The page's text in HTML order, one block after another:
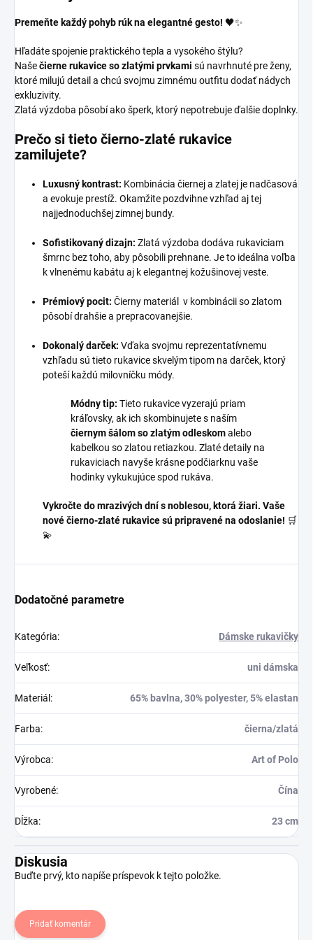
Premeňte každý pohyb rúk na elegantné gesto! 🖤✨
Hľadáte spojenie praktického tepla a vysokého štýlu?
Našečierne rukavice so zlatými prvkami sú navrhnuté pre ženy,
ktoré milujú detail a chcú svojmu zimnému outfitu dodať nádych
exkluzivity.
Zlatá výzdoba pôsobí ako šperk, ktorý nepotrebuje ďalšie doplnky.
Prečo si tieto čierno-zlaté rukavice
zamilujete?
Luxusný kontrast: Kombinácia čiernej a zlatej je nadčasová
a evokuje prestíž. Okamžite pozdvihne vzhľad aj tej
najjednoduchšej zimnej bundy.
Sofistikovaný dizajn: Zlatá výzdoba dodáva rukaviciam
šmrnc bez toho, aby pôsobili prehnane. Je to ideálna voľba
k vlnenému kabátu aj k elegantnej kožušinovej veste.
Prémiový pocit: Čierny materiál v kombinácii so zlatom
pôsobí drahšie a prepracovanejšie.
Dokonalý darček: Vďaka svojmu reprezentatívnemu
vzhľadu sú tieto rukavice skvelým tipom na darček, ktorý
poteší každú milovníčku módy.
Módny tip: Tieto rukavice vyzerajú priam
kráľovsky, ak ich skombinujete s naším
čiernym šálom so zlatým odleskomalebo
kabelkou so zlatou retiazkou. Zlaté detaily na
rukaviciach navyše krásne podčiarknu vaše
hodinky vykukujúce spod rukáva.
Vykročte do mrazivých dní s noblesou, ktorá žiari. Vaše
nové čierno-zlaté rukavice sú pripravené na odoslanie! 🛒
💫
Dodatočné parametre
Kategória: Dámske rukavičky
Veľkosť: uni dámska
Materiál : 65% bavlna, 30% polyester, 5% elastan
Farba: čierna/zlatá
Výrobca: Art of Polo
Vyrobené: Čína
Dĺžka: 23 cm
Diskusia
Buďte prvý, kto napíše príspevok k tejto položke.
Pridať komentár